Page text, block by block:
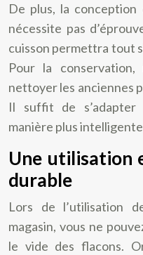
De plus, la
nécessite pas
cuisson permettra tout
Pour la
nettoyer les anciennes
Il suffit de s’adapter
manière plus
Une utilisation
durable
Lors de l’utilisation
magasin, vous ne
le vide des flacons.